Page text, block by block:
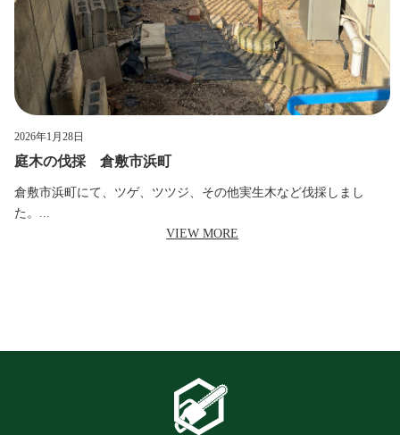
2026年1月28日
庭木の伐採 倉敷市浜町
倉敷市浜町にて、ツゲ、ツツジ、その他実生木など伐採しまし
た。...
VIEW MORE